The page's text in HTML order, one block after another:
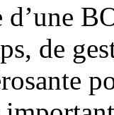
d’une
de